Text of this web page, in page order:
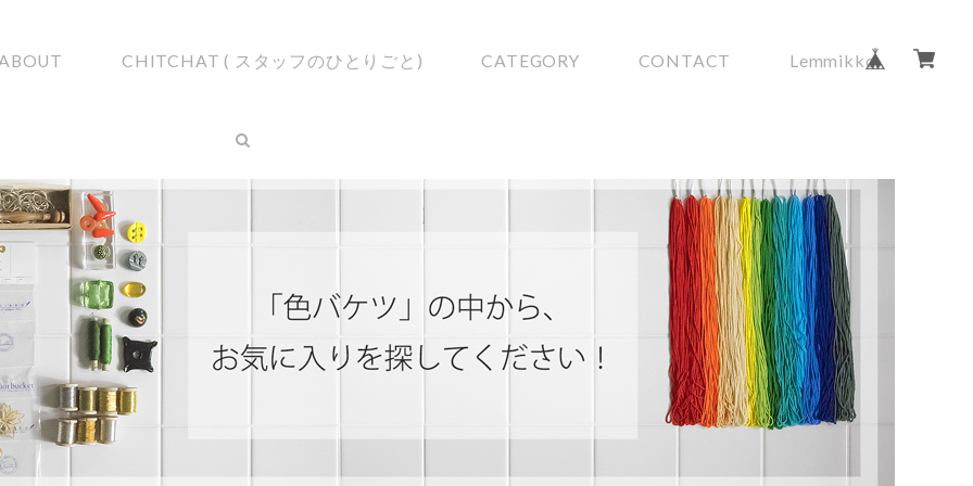
CHITCHAT ( スタッフのひとりごと) CATEGORY CONTACT Lemmikko